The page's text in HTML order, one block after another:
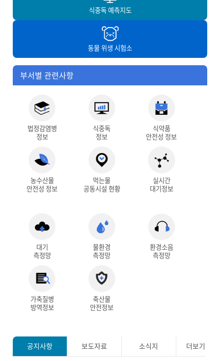
식중독 예측지도
동물 위생 시험소
부서별 관련사항
법정감염병
정보
식중독
정보
식약품
안전성 정보
농수산물
안전성 정보
먹는물
공동시설 현황
실시간
대기정보
대기
측정망
물환경
측정망
환경소음
측정망
가축질병
방역정보
축산물
안전정보
공지사항 보도자료 소식지 더보기